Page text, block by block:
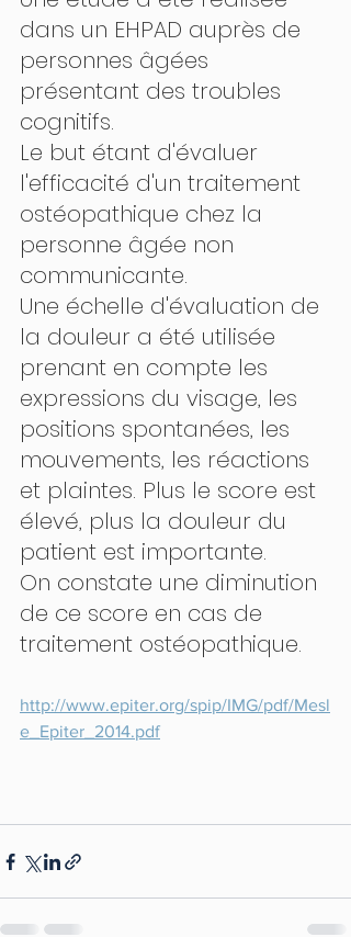
dans un EHPAD auprès de
personnes âgées
présentant des troubles
cognitifs.
Le but étant d'évaluer
l'efficacité d'un traitement
ostéopathique chez la
personne âgée non
communicante.
Une échelle d'évaluation de
la douleur a été utilisée
prenant en compte les
expressions du visage, les
positions spontanées, les
mouvements, les réactions
et plaintes. Plus le score est
élevé, plus la douleur du
patient est importante.
On constate une diminution
de ce score en cas de
traitement ostéopathique.
http://www.epiter.org/spip/IMG/pdf/Mesl
e_Epiter_2014.pdf